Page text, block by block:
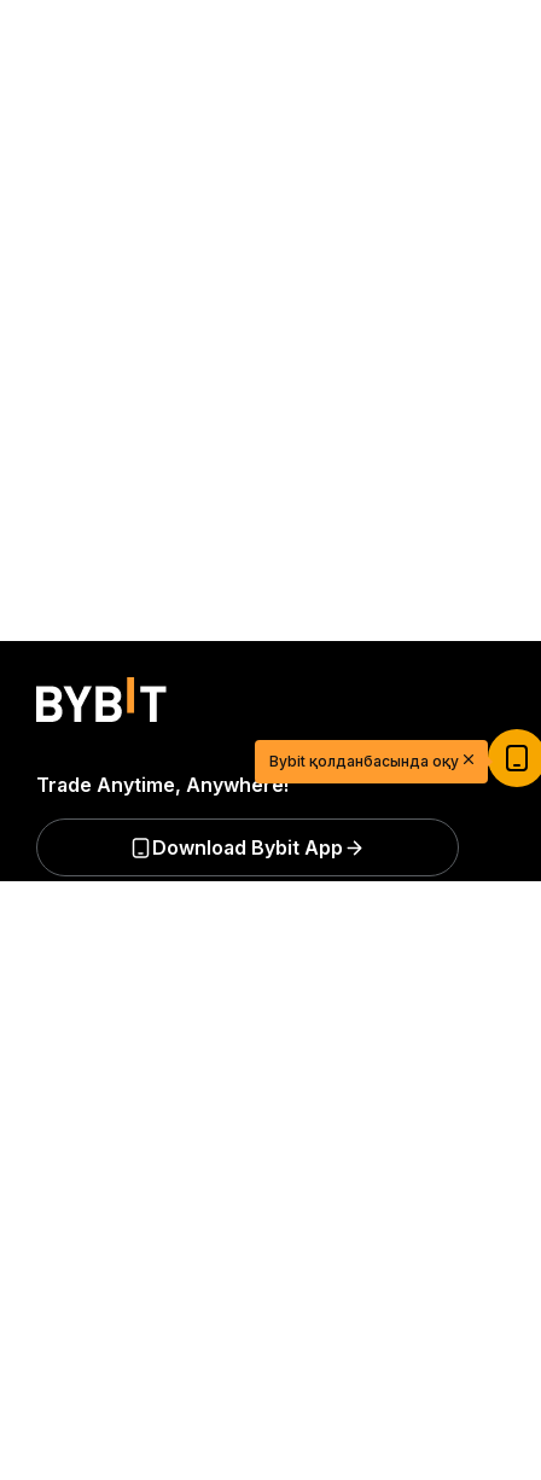
Trade Anytime, Anywhere!
Download Bybit App
$20 USDT-мен сауда сапарыңызды
Қазір тіркеліп, депозит салып 20$ алыңызBybit қолданбасында оқу